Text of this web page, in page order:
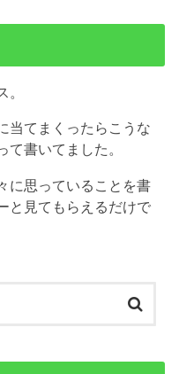
。
当てまくったらこうな
て書いてました。
に思っていることを書
と見てもらえるだけで